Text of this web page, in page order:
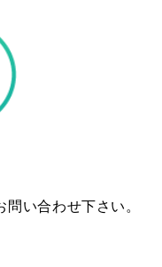
い合わせ下さい。